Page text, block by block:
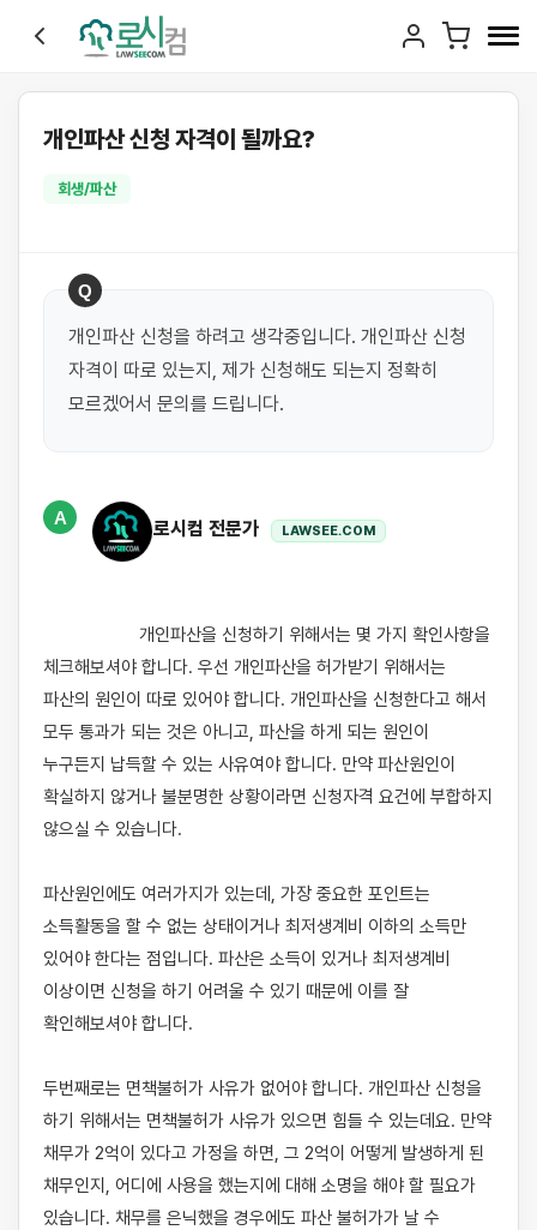
개인파산 신청 자격이 될까요?
회생/파산
Q
개인파산 신청을 하려고 생각중입니다. 개인파산 신청
자격이 따로 있는지, 제가 신청해도 되는지 정확히
모르겠어서 문의를 드립니다.
A
로시컴 전문가 LAWSEE.COM
체크해보셔야 합니다. 우선 개인파산을 허가받기 위해서는
파산의 원인이 따로 있어야 합니다. 개인파산을 신청한다고 해서
모두 통과가 되는 것은 아니고, 파산을 하게 되는 원인이
누구든지 납득할 수 있는 사유여야 합니다. 만약 파산원인이
확실하지 않거나 불분명한 상황이라면 신청자격 요건에 부합하지
않으실 수 있습니다.
파산원인에도 여러가지가 있는데, 가장 중요한 포인트는
소득활동을 할 수 없는 상태이거나 최저생계비 이하의 소득만
있어야 한다는 점입니다. 파산은 소득이 있거나 최저생계비
이상이면 신청을 하기 어려울 수 있기 때문에 이를 잘
확인해보셔야 합니다.
두번째로는 면책불허가 사유가 없어야 합니다. 개인파산 신청을
하기 위해서는 면책불허가 사유가 있으면 힘들 수 있는데요. 만약
채무가 2억이 있다고 가정을 하면, 그 2억이 어떻게 발생하게 된
채무인지, 어디에 사용을 했는지에 대해 소명을 해야 할 필요가
있습니다. 채무를 은닉했을 경우에도 파산 불허가가 날 수